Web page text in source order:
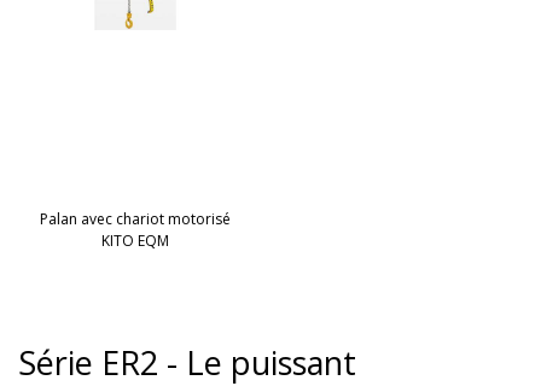
Palan avec chariot motorisé
KITO EQM
Série ER2 - Le puissant